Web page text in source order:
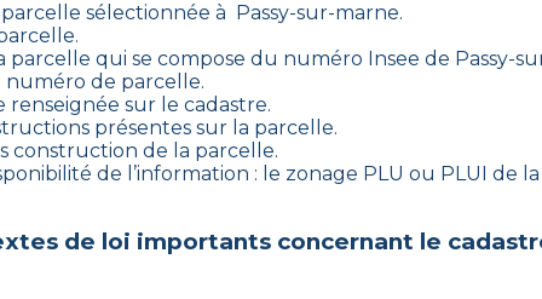
sélectionnée à Passy-sur-marne.
qui se compose du numéro Insee de Passy-
numéro de parcelle.
renseignée sur le cadastre.
présentes sur la parcelle.
construction de la parcelle.
de l’information : le zonage PLU ou PLUI de
de loi importants concernant le